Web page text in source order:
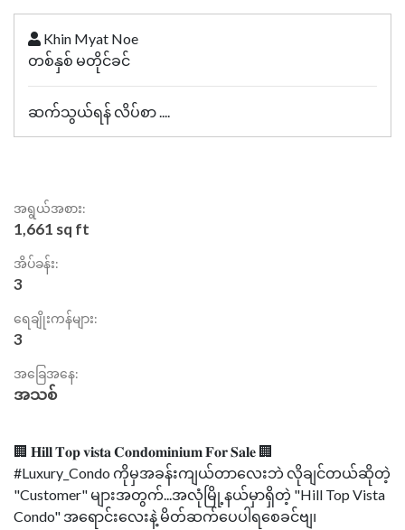
Khin Myat Noe
တစ်နှစ် မတိုင်ခင်
ဆက်သွယ်ရန် လိပ်စာ ....
အရွယ်အစား:
1,661 sq ft
အိပ်ခန်း:
3
ရေချိုးကန်များ:
3
အခြေအနေ:
အသစ်
🏢 𝐇𝐢𝐥𝐥 𝐓𝐨𝐩 𝐯𝐢𝐬𝐭𝐚 𝐂𝐨𝐧𝐝𝐨𝐦𝐢𝐧𝐢𝐮𝐦 𝐅𝐨𝐫 𝐒𝐚𝐥𝐞 🏢
#Luxury_Condo ကိုမှအခန်းကျယ်တာလေးဘဲ လိုချင်တယ်ဆိုတဲ့
"Customer" များအတွက်...အလုံမြို့နယ်မှာရှိတဲ့ "Hill Top Vista
Condo" အရောင်းလေးနဲ့ မိတ်ဆက်ပေပါရစေခင်ဗျ၊